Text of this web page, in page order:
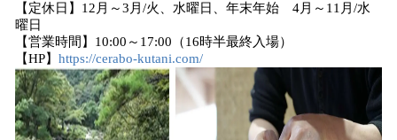
【定休日】12月～3月/火、水曜日、年末年始 4月～11月/水
曜日
【営業時間】10:00～17:00（16時半最終入場）
【HP】 https://cerabo-kutani.com/